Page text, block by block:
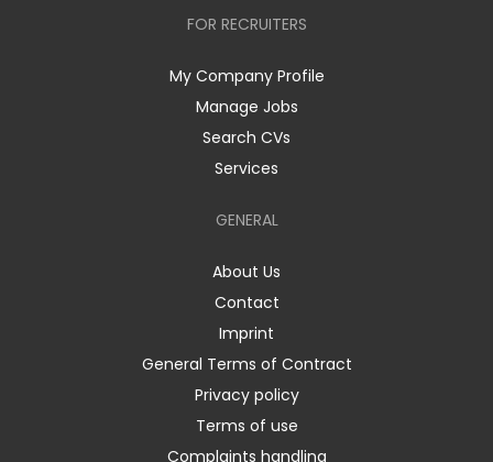
FOR RECRUITERS
My Company Profile
Manage Jobs
Search CVs
Services
GENERAL
About Us
Contact
Imprint
General Terms of Contract
Privacy policy
Terms of use
Complaints handling